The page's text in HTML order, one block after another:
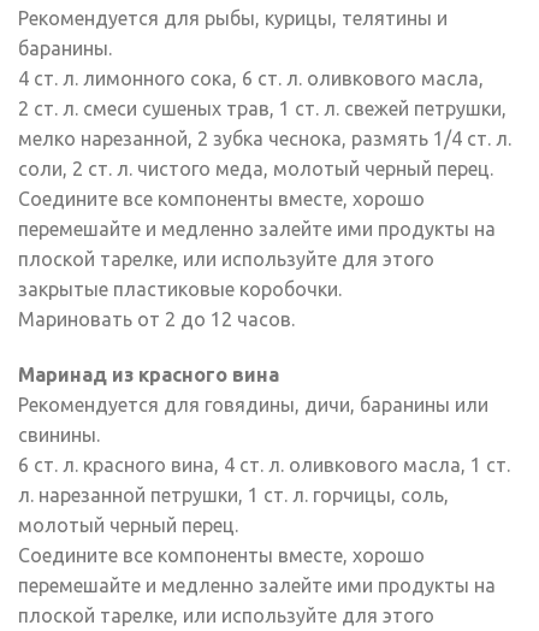
Рекомендуется для рыбы, курицы, телятины и
баранины.
4 ст. л. лимонного сока, 6 ст. л. оливкового масла,
2 ст. л. смеси сушеных трав, 1 ст. л. свежей петрушки,
мелко нарезанной, 2 зубка чеснока, размять 1/4 ст. л.
соли, 2 ст. л. чистого меда, молотый черный перец.
Соедините все компоненты вместе, хорошо
перемешайте и медленно залейте ими продукты на
плоской тарелке, или используйте для этого
закрытые пластиковые коробочки.
Мариновать от 2 до 12 часов.
Маринад из красного вина
Рекомендуется для говядины, дичи, баранины или
свинины.
6 ст. л. красного вина, 4 ст. л. оливкового масла, 1 ст.
л. нарезанной петрушки, 1 ст. л. горчицы, соль,
молотый черный перец.
Соедините все компоненты вместе, хорошо
перемешайте и медленно залейте ими продукты на
плоской тарелке, или используйте для этого